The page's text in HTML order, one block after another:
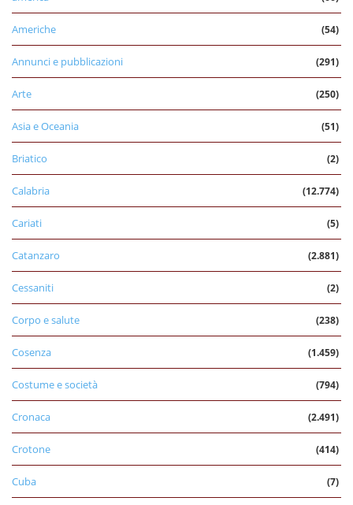
Americhe (54)
Annunci e pubblicazioni (291)
Arte (250)
Asia e Oceania (51)
Briatico (2)
Calabria (12.774)
Cariati (5)
Catanzaro (2.881)
Cessaniti (2)
Corpo e salute (238)
Cosenza (1.459)
Costume e società (794)
Cronaca (2.491)
Crotone (414)
Cuba (7)